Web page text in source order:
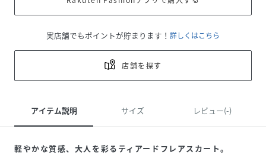
実店舗でもポイントが貯まります！ 詳しくはこちら
店舗を探す
アイテム説明 サイズ レビュー(-)
軽やかな質感、大人を彩るティアードフレアスカート。